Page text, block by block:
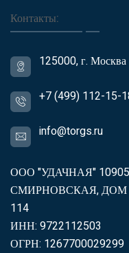
Контакты:
125000, г. Москва
+7 (499) 112-15-
info@torgs.ru
ООО "УДАЧНАЯ"
СМИРНОВСКАЯ, ДОМ
114
ИНН: 9722112503
ОГРН: 1267700029299